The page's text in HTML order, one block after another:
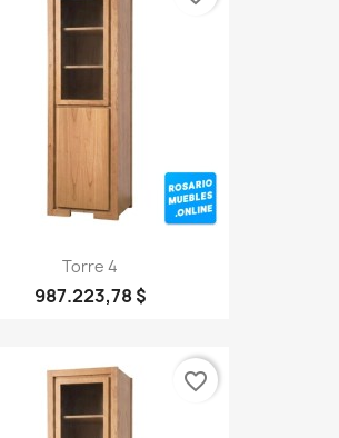
Torre 4
987.223,78 $
favorite_border